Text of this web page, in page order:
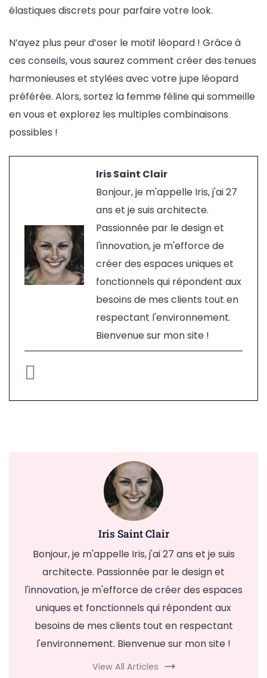
élastiques discrets pour parfaire votre look.
N’ayez plus peur d’oser le motif léopard ! Grâce à
ces conseils, vous saurez comment créer des tenues
harmonieuses et stylées avec votre jupe léopard
préférée. Alors, sortez la femme féline qui sommeille
en vous et explorez les multiples combinaisons
possibles !
Iris Saint Clair
Bonjour, je m'appelle Iris, j'ai 27
ans et je suis architecte.
Passionnée par le design et
l'innovation, je m'efforce de
créer des espaces uniques et
fonctionnels qui répondent aux
besoins de mes clients tout en
respectant l'environnement.
Bienvenue sur mon site !
Iris Saint Clair
Bonjour, je m'appelle Iris, j'ai 27 ans et je suis
architecte. Passionnée par le design et
l'innovation, je m'efforce de créer des espaces
uniques et fonctionnels qui répondent aux
besoins de mes clients tout en respectant
l'environnement. Bienvenue sur mon site !
View All Articles